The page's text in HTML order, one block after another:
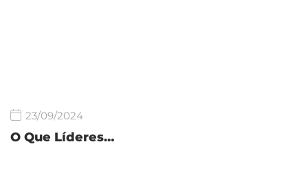
23/09/2024
O Que Líderes…